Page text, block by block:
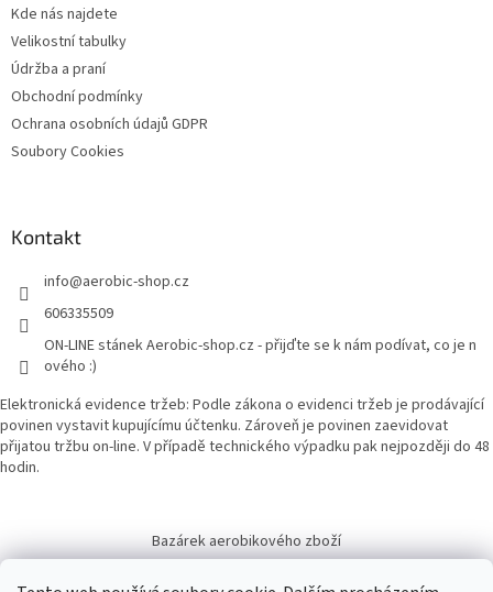
Kde nás najdete
Velikostní tabulky
Údržba a praní
Obchodní podmínky
Ochrana osobních údajů GDPR
Soubory Cookies
Kontakt
info@aerobic-shop.cz
606335509
ON-LINE stánek Aerobic-shop.cz - přijďte se k nám podívat, co je n
ového :)
Elektronická evidence tržeb: Podle zákona o evidenci tržeb je prodávající
povinen vystavit kupujícímu účtenku. Zároveň je povinen zaevidovat
přijatou tržbu on-line. V případě technického výpadku pak nejpozději do 48
hodin.
Bazárek aerobikového zboží